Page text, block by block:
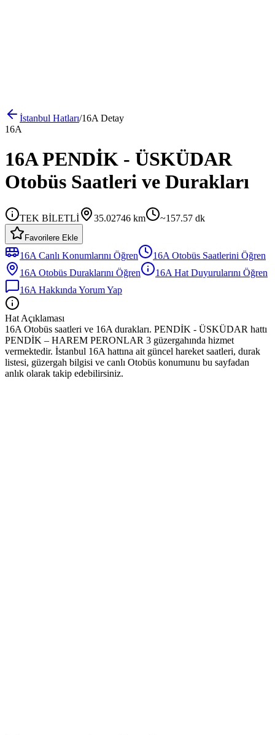
İstanbul Hatları/16A Detay
16A
16A PENDİK - ÜSKÜDAR
Otobüs Saatleri ve Durakları
TEK BİLETLİ 35.02746 km ~157.57 dk
Favorilere Ekle
16A Canlı Konumlarını Öğren 16A Otobüs Saatlerini Öğren
16A Otobüs Duraklarını Öğren 16A Hat Duyurularını Öğren
16A Hakkında Yorum Yap
Hat Açıklaması
16A Otobüs saatleri ve 16A durakları. PENDİK - ÜSKÜDAR hattı
PENDİK – HAREM PERONLAR 3 güzergahında hizmet
vermektedir. İstanbul 16A hattına ait güncel hareket saatleri, durak
listesi, güzergah bilgisi ve canlı Otobüs konumunu bu sayfadan
anlık olarak takip edebilirsiniz.